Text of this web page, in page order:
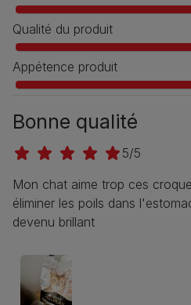
Qualité du produit
Appétence produit
Bonne qualité
5/5
Mon chat aime trop ces
éliminer les poils dans
devenu brillant